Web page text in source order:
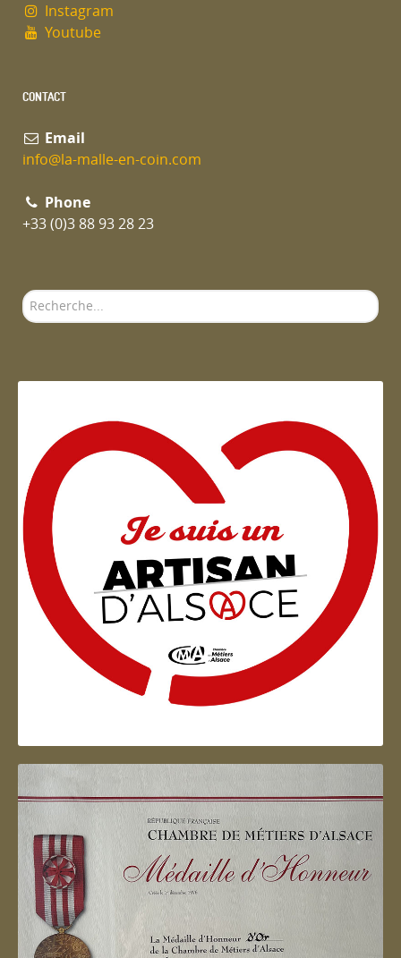
Instagram
Youtube
CONTACT
Email
info@la-malle-en-coin.com
Phone
+33 (0)3 88 93 28 23
Rechercher
Artisan d'Alsace